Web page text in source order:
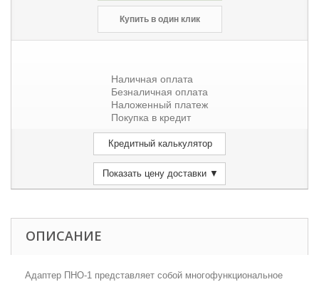
Купить в один клик
Наличная оплата
Безналичная оплата
Наложенный платеж
Покупка в кредит
Кредитный калькулятор
Показать цену доставки ▼
ОПИСАНИЕ
Адаптер ПНО-1 представляет собой многофункциональное